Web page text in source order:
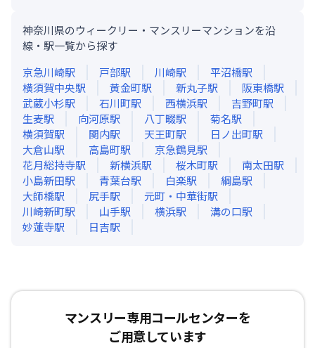
神奈川県のウィークリー・マンスリーマンションを沿
線・駅一覧から探す
京急川崎駅 戸部駅 川崎駅 平沼橋駅
横須賀中央駅 黄金町駅 新丸子駅 阪東橋駅
武蔵小杉駅 石川町駅 西横浜駅 吉野町駅
生麦駅 向河原駅 八丁畷駅 菊名駅
横須賀駅 関内駅 天王町駅 日ノ出町駅
大倉山駅 高島町駅 京急鶴見駅
花月総持寺駅 新横浜駅 桜木町駅 南太田駅
小島新田駅 青葉台駅 白楽駅 綱島駅
大師橋駅 尻手駅 元町・中華街駅
川崎新町駅 山手駅 横浜駅 溝の口駅
妙蓮寺駅 日吉駅
マンスリー専用コールセンターを
ご用意しています